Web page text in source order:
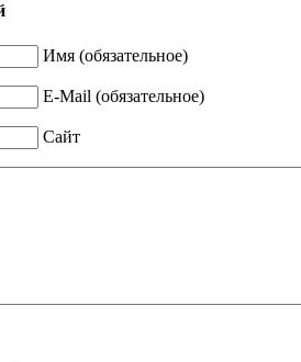
Имя (обязательное)
E-Mail (обязательное)
Сайт